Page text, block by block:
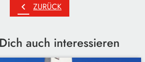
chevron_left ZURÜCK
auch interessieren